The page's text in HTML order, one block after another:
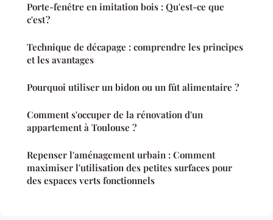
Porte-fenêtre en imitation bois : Qu'est-ce que
c'est ?
Technique de décapage : comprendre les principes
et les avantages
Pourquoi utiliser un bidon ou un fût alimentaire ?
Comment s'occuper de la rénovation d'un
appartement à Toulouse ?
Repenser l'aménagement urbain : Comment
maximiser l'utilisation des petites surfaces pour
des espaces verts fonctionnels